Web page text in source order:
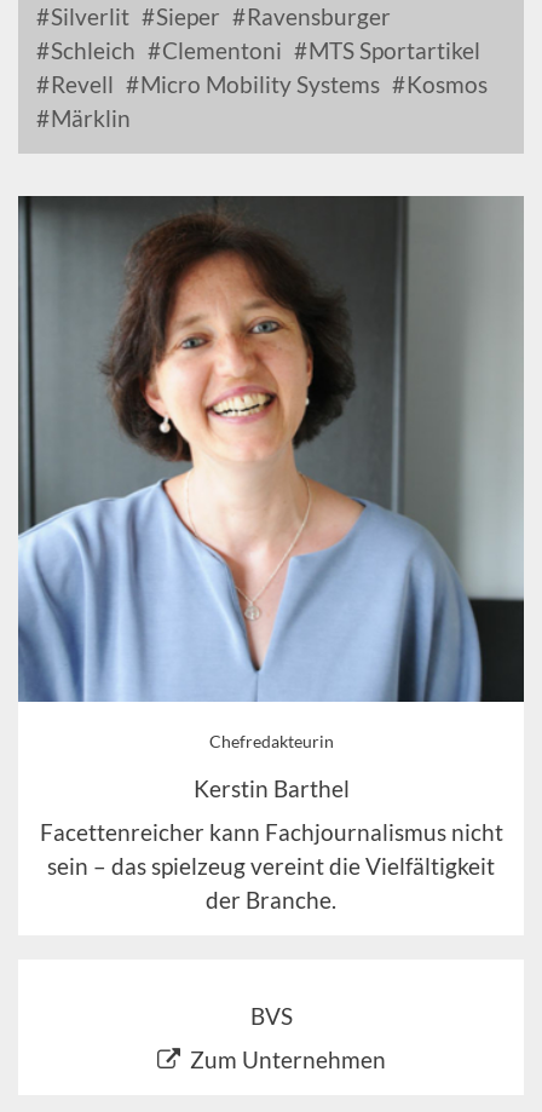
Silverlit
Sieper
Ravensburger
Schleich
Clementoni
MTS Sportartikel
Revell
Micro Mobility Systems
Kosmos
Märklin
Chefredakteurin
Kerstin Barthel
Facettenreicher kann Fachjournalismus nicht
sein – das spielzeug vereint die Vielfältigkeit
der Branche.
BVS
Zum Unternehmen